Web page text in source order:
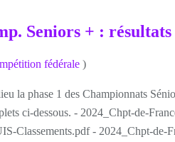
Seniors + : résultats
fédérale )
la phase 1 des Championnats
ci-dessous. - 2024_Chpt-de-
Classements.pdf - 2024_Chpt-de-